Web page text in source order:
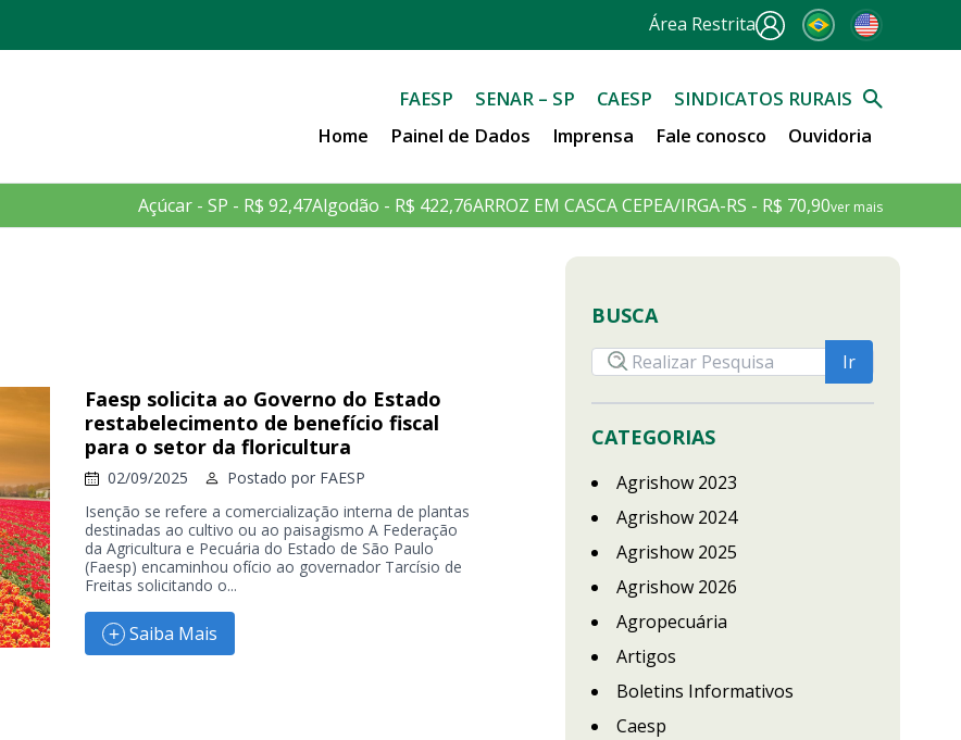
Área Restrita
FAESP SENAR – SP CAESP
SINDICATOS RURAIS
Home
Painel de Dados Imprensa Fale conosco Ouvidoria
Açúcar - SP - R$ 92,47Algodão - R$ 422,76ARROZ EM CASCA CEPEA/IRGA-RS - R$ 70,90ver mais
Faesp solicita ao Governo do Estado
restabelecimento de benefício fiscal
para o setor da floricultura
02/09/2025 Postado por FAESP
Isenção se refere a comercialização interna de plantas
destinadas ao cultivo ou ao paisagismo A Federação
da Agricultura e Pecuária do Estado de São Paulo
(Faesp) encaminhou ofício ao governador Tarcísio de
Freitas solicitando o...
Saiba Mais
BUSCA
CATEGORIAS
Agrishow 2023
Agrishow 2024
Agrishow 2025
Agrishow 2026
Agropecuária
Artigos
Boletins Informativos
Caesp